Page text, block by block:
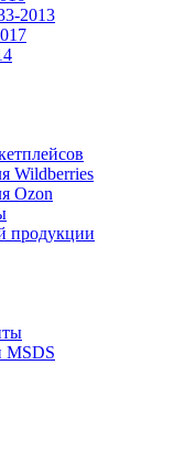
2013
Wildberries
Ozon
продукции
MSDS